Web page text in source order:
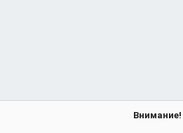
Внимание!